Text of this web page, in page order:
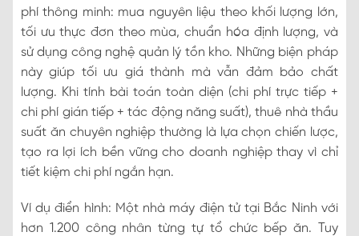
phí thông minh: mua nguyên liệu theo khối lượng lớn,
tối ưu thực đơn theo mùa, chuẩn hóa định lượng, và
sử dụng công nghệ quản lý tồn kho. Những biện pháp
này giúp tối ưu giá thành mà vẫn đảm bảo chất
lượng. Khi tính bài toán toàn diện (chi phí trực tiếp +
chi phí gián tiếp + tác động năng suất), thuê nhà thầu
suất ăn chuyên nghiệp thường là lựa chọn chiến lược,
tạo ra lợi ích bền vững cho doanh nghiệp thay vì chỉ
tiết kiệm chi phí ngắn hạn.
Ví dụ điển hình: Một nhà máy điện tử tại Bắc Ninh với
hơn 1.200 công nhân từng tự tổ chức bếp ăn. Tuy